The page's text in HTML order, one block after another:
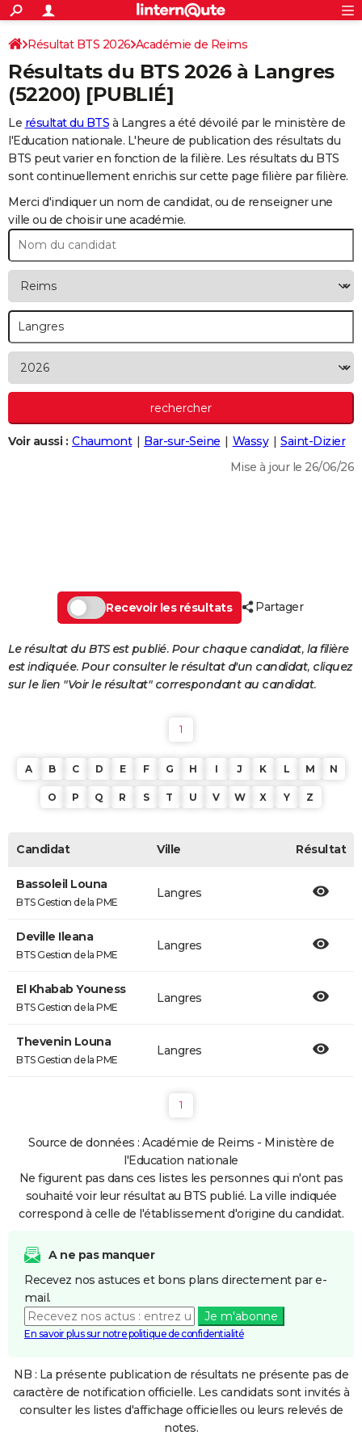
ACTUALITÉS
Politique
Société
Faits Divers
Education
Monde
Villes
+
SPORT
Coupe du monde 2026
Football
Tennis
Cyclisme
Rugby
Forum
FINANCE
Retraite
Impôts
Epargne
Immobilier
Risques naturels par ville
Banque
Assurance
Crédit
Essais
Réserver un essai
Citadines
Berlines
SUV
Forum auto
+
HIGH-TECH
Mobiles
Meilleur smartphone
Internet
Ordinateurs
Jeux vidéo
Guide high-tech
+
BRICOLAGE
Forum
Aménagement intérieur
Extérieur
Cuisine
Salle de bains
Jardinage
Rangement
WEEK-END
Guides de France
Escapades
Patrimoine
Expositions
Musées
Week-end nature
LIFESTYLE
Art de vivre
Bien-être
Loisirs
Mode
Modes de vie
+SANTE
Alimentation
Guide de la santé
Maladies
Médicaments
Sommeil
+VOYAGE
PHOTO
BONS PLANS
Se connecter
Entreprises
Service militaire
Avis de recherche
AVIS DE DÉCÈS
FORUM
Bricolage
Lifestyle
Culture
Sport
Auto
Television
Voyage
Cinema
S'inscrire
Connexion
Résultat BTS 2026 Académie de Reims
Résultats du BTS 2026 à Langres
(52200) [PUBLIÉ]
Le résultat du BTS à Langres a été dévoilé par le ministère de
l'Education nationale. L'heure de publication des résultats du
BTS peut varier en fonction de la filière. Les résultats du BTS
sont continuellement enrichis sur cette page filière par filière.
Merci d'indiquer un nom de candidat, ou de renseigner une
ville ou de choisir une académie.
Voir aussi : Chaumont Bar-sur-Seine Wassy
Saint-Dizier
Mise à jour le 26/06/26
Recevoir les résultats Partager
Le résultat du BTS est publié. Pour chaque candidat, la filière
est indiquée. Pour consulter le résultat d'un candidat, cliquez
sur le lien "Voir le résultat" correspondant au candidat.
1
A B C D E F G H I J K L M N
O P Q R S T U V W X Y Z
Candidat Ville Résultat
Bassoleil Louna
BTS Gestion de la PME
Langres
Deville Ileana
BTS Gestion de la PME
Langres
El Khabab Youness
BTS Gestion de la PME
Langres
Thevenin Louna
BTS Gestion de la PME
Langres
1
Source de données : Académie de Reims - Ministère de
l'Education nationale
Ne figurent pas dans ces listes les personnes qui n'ont pas
souhaité voir leur résultat au BTS publié. La ville indiquée
correspond à celle de l'établissement d'origine du candidat.
A ne pas manquer
Recevez nos astuces et bons plans directement par e-
mail.
Je m'abonne
En savoir plus sur notre politique de confidentialité
NB : La présente publication de résultats ne présente pas de
caractère de notification officielle. Les candidats sont invités à
consulter les listes d'affichage officielles ou leurs relevés de
notes.